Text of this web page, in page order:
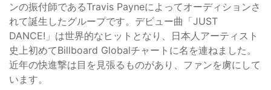
ンの振付師であるTravis Payneによってオーディションさ
れて誕生したグループです。デビュー曲「JUST
DANCE!」は世界的なヒットとなり、日本人アーティスト
史上初めてBillboard Globalチャートに名を連ねました。
近年の快進撃は目を見張るものがあり、ファンを虜にして
います。